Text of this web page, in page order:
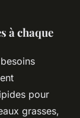
à chaque
pour
grasses,